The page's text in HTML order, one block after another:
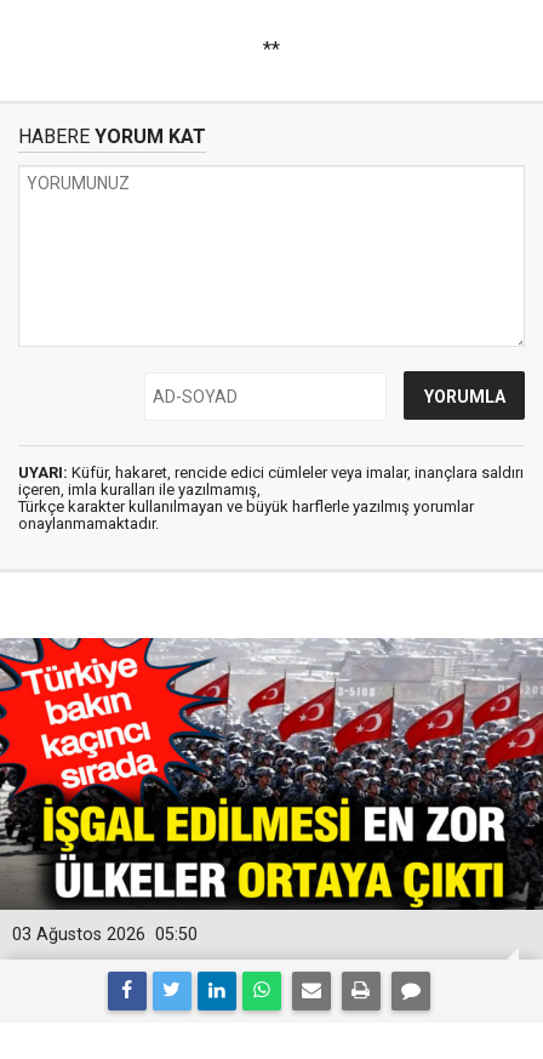
**
HABERE YORUM KAT
UYARI: Küfür, hakaret, rencide edici cümleler veya imalar, inançlara saldırı
içeren, imla kuralları ile yazılmamış,
Türkçe karakter kullanılmayan ve büyük harflerle yazılmış yorumlar
onaylanmamaktadır.
05:50
03 Ağustos 2026